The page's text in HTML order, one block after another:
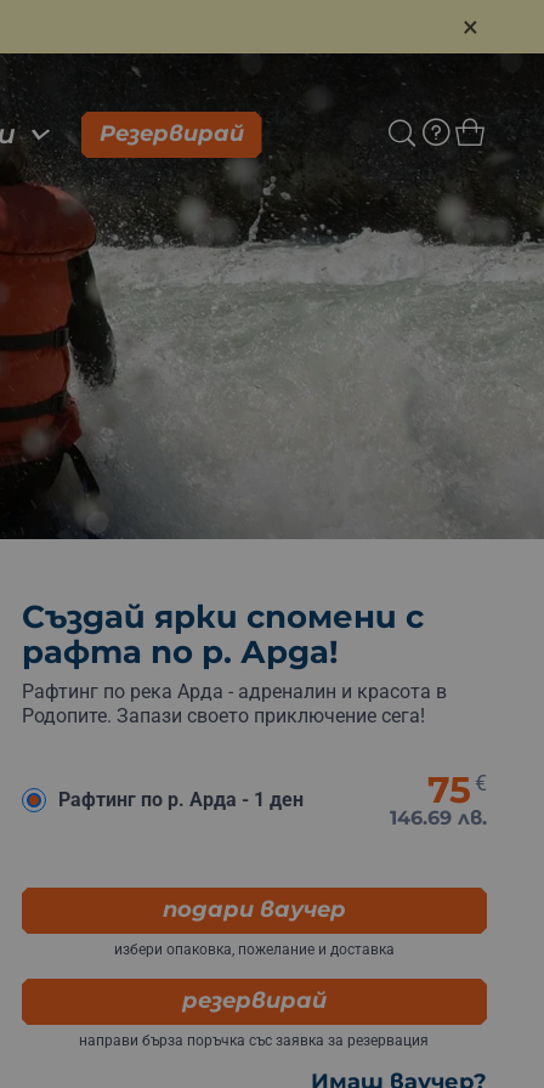
×
Резервирай
Създай ярки спомени с
рафта по р. Арда!
Рафтинг по река Арда - адреналин и красота в
Родопите. Запази своето приключение сега!
Рафтинг по р. Арда - 1 ден 75 €
146.69 лв.
подари ваучер
избери опаковка, пожелание и доставка
резервирай
направи бърза поръчка със заявка за резервация
Имаш ваучер?